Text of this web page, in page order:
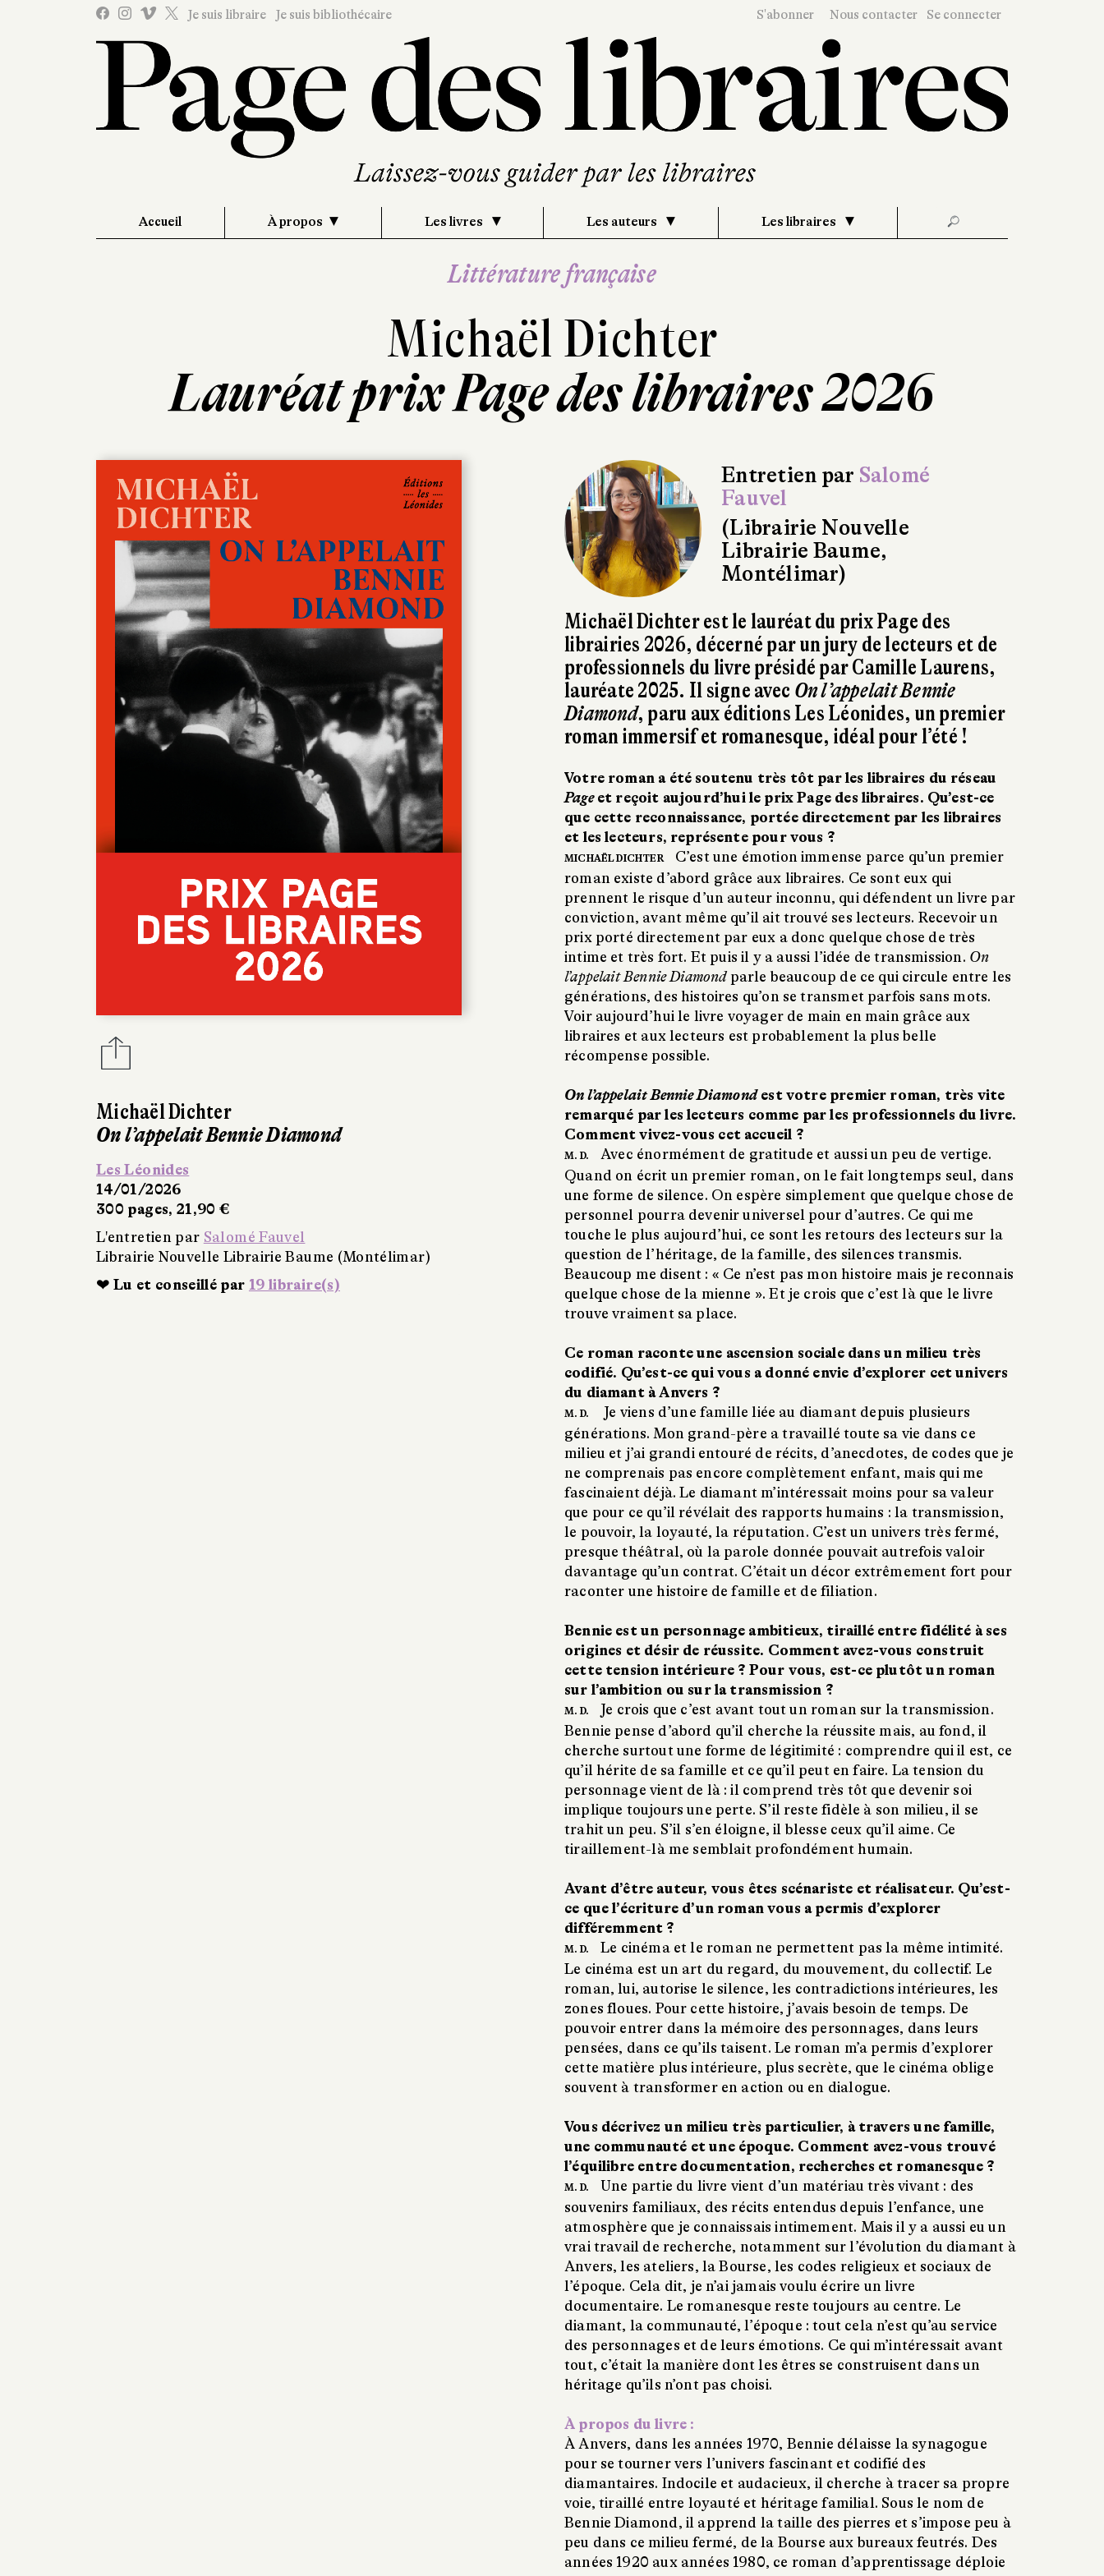
Je suis libraire Je suis bibliothécaire S'abonner Nous contacter Se connecter
Accueil À propos Les livres Les auteurs Les libraires 🔎
Littérature française
Michaël Dichter
Lauréat prix Page des libraires 2026
Michaël Dichter
On l’appelait Bennie Diamond
Les Léonides
14/01/2026
300 pages, 21,90 €
L'entretien par Salomé Fauvel
Librairie Nouvelle Librairie Baume (Montélimar)
❤ Lu et conseillé par 19 libraire(s)
Entretien par Salomé
Fauvel
(Librairie Nouvelle
Librairie Baume,
Montélimar)
Michaël Dichter est le lauréat du prix Page des
librairies 2026, décerné par un jury de lecteurs et de
professionnels du livre présidé par Camille Laurens,
lauréate 2025. Il signe avec On l’appelait Bennie
Diamond, paru aux éditions Les Léonides, un premier
roman immersif et romanesque, idéal pour l’été !
Votre roman a été soutenu très tôt par les libraires du réseau
Pageet reçoit aujourd’hui le prix Page des libraires. Qu’est-ce
que cette reconnaissance, portée directement par les libraires
et les lecteurs, représente pour vous ?
MICHAËL DICHTER
C’est une émotion immense parce qu’un premier
roman existe d’abord grâce aux libraires. Ce sont eux qui
prennent le risque d’un auteur inconnu, qui défendent un livre par
conviction, avant même qu’il ait trouvé ses lecteurs. Recevoir un
prix porté directement par eux a donc quelque chose de très
intime et très fort. Et puis il y a aussi l’idée de transmission. On
l’appelait Bennie Diamondparle beaucoup de ce qui circule entre les
générations, des histoires qu’on se transmet parfois sans mots.
Voir aujourd’hui le livre voyager de main en main grâce aux
libraires et aux lecteurs est probablement la plus belle
récompense possible.
On l’appelait Bennie Diamondest votre premier roman, très vite
remarqué par les lecteurs comme par les professionnels du livre.
Comment vivez-vous cet accueil ?
M. D.
Avec énormément de gratitude et aussi un peu de vertige.
Quand on écrit un premier roman, on le fait longtemps seul, dans
une forme de silence. On espère simplement que quelque chose de
personnel pourra devenir universel pour d’autres. Ce qui me
touche le plus aujourd’hui, ce sont les retours des lecteurs sur la
question de l’héritage, de la famille, des silences transmis.
Beaucoup me disent : « Ce n’est pas mon histoire mais je reconnais
quelque chose de la mienne ». Et je crois que c’est là que le livre
trouve vraiment sa place.
Ce roman raconte une ascension sociale dans un milieu très
codifié. Qu’est-ce qui vous a donné envie d’explorer cet univers
du diamant à Anvers ?
M. D.
Je viens d’une famille liée au diamant depuis plusieurs
générations. Mon grand-père a travaillé toute sa vie dans ce
milieu et j’ai grandi entouré de récits, d’anecdotes, de codes que je
ne comprenais pas encore complètement enfant, mais qui me
fascinaient déjà. Le diamant m’intéressait moins pour sa valeur
que pour ce qu’il révélait des rapports humains : la transmission,
le pouvoir, la loyauté, la réputation. C’est un univers très fermé,
presque théâtral, où la parole donnée pouvait autrefois valoir
davantage qu’un contrat. C’était un décor extrêmement fort pour
raconter une histoire de famille et de filiation.
Bennie est un personnage ambitieux, tiraillé entre fidélité à ses
origines et désir de réussite. Comment avez-vous construit
cette tension intérieure ? Pour vous, est-ce plutôt un roman
sur l’ambition ou sur la transmission ?
M. D.
Je crois que c’est avant tout un roman sur la transmission.
Bennie pense d’abord qu’il cherche la réussite mais, au fond, il
cherche surtout une forme de légitimité : comprendre qui il est, ce
qu’il hérite de sa famille et ce qu’il peut en faire. La tension du
personnage vient de là : il comprend très tôt que devenir soi
implique toujours une perte. S’il reste fidèle à son milieu, il se
trahit un peu. S’il s’en éloigne, il blesse ceux qu’il aime. Ce
tiraillement-là me semblait profondément humain.
Avant d’être auteur, vous êtes scénariste et réalisateur. Qu’est-
ce que l’écriture d’un roman vous a permis d’explorer
différemment ?
M. D.
Le cinéma et le roman ne permettent pas la même intimité.
Le cinéma est un art du regard, du mouvement, du collectif. Le
roman, lui, autorise le silence, les contradictions intérieures, les
zones floues. Pour cette histoire, j’avais besoin de temps. De
pouvoir entrer dans la mémoire des personnages, dans leurs
pensées, dans ce qu’ils taisent. Le roman m’a permis d’explorer
cette matière plus intérieure, plus secrète, que le cinéma oblige
souvent à transformer en action ou en dialogue.
Vous décrivez un milieu très particulier, à travers une famille,
une communauté et une époque. Comment avez-vous trouvé
l’équilibre entre documentation, recherches et romanesque ?
M. D.
Une partie du livre vient d’un matériau très vivant : des
souvenirs familiaux, des récits entendus depuis l’enfance, une
atmosphère que je connaissais intimement. Mais il y a aussi eu un
vrai travail de recherche, notamment sur l’évolution du diamant à
Anvers, les ateliers, la Bourse, les codes religieux et sociaux de
l’époque. Cela dit, je n’ai jamais voulu écrire un livre
documentaire. Le romanesque reste toujours au centre. Le
diamant, la communauté, l’époque : tout cela n’est qu’au service
des personnages et de leurs émotions. Ce qui m’intéressait avant
tout, c’était la manière dont les êtres se construisent dans un
héritage qu’ils n’ont pas choisi.
À propos du livre :
À Anvers, dans les années 1970, Bennie délaisse la synagogue
pour se tourner vers l’univers fascinant et codifié des
diamantaires. Indocile et audacieux, il cherche à tracer sa propre
voie, tiraillé entre loyauté et héritage familial. Sous le nom de
Bennie Diamond, il apprend la taille des pierres et s’impose peu à
peu dans ce milieu fermé, de la Bourse aux bureaux feutrés. Des
années 1920 aux années 1980, ce roman d’apprentissage déploie